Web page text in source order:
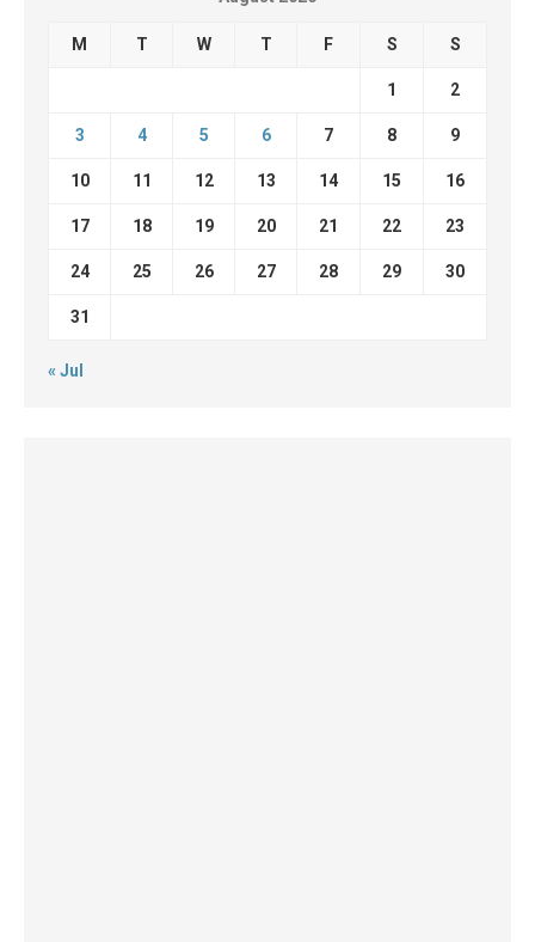
M T W T F S S
1 2
3 4 5 6 7 8 9
10 11 12 13 14 15 16
17 18 19 20 21 22 23
24 25 26 27 28 29 30
31
« Jul